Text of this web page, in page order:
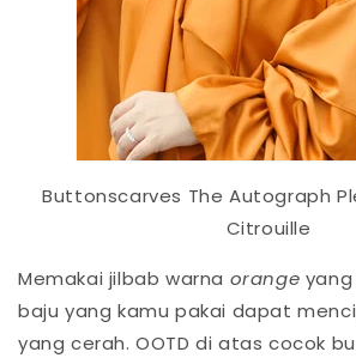
Buttonscarves The Autograph
Citrouille
Memakai jilbab warna orange
baju yang kamu pakai dapat
yang cerah. OOTD di atas cocok